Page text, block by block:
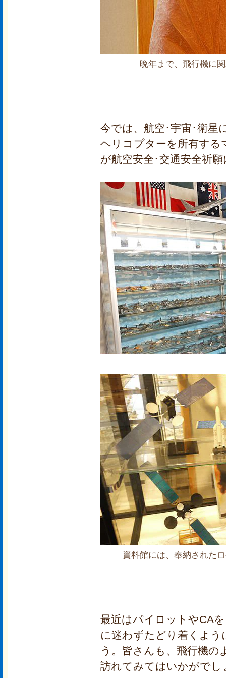
晩年まで、飛行機に
今では、航空･宇宙･衛星
ヘリコプターを所有する
が航空安全･交通安全祈
資料館には、奉納された
最近はパイロットやCA
に迷わずたどり着くよ
う。皆さんも、飛行機の
訪れてみてはいかがでし